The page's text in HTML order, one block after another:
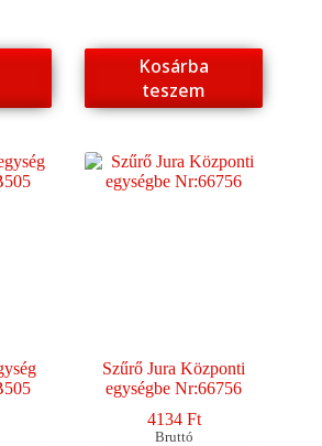
Kosárba
teszem
Szűrő Jura Központi
egységbe Nr:66756
4134 Ft
Bruttó